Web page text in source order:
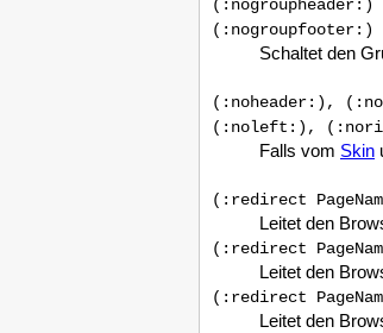
(:nogroupheader:)
(:nogroupfooter:)
Schaltet den
(:noheader:),
(:noleft:),
Falls vom Skin
(:redirect
Leitet den
(:redirect
Leitet den
(:redirect
Leitet den